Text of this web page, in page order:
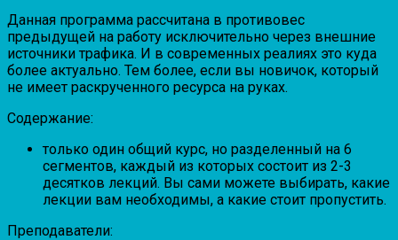
Данная программа рассчитана в противовес
предыдущей на работу исключительно через внешние
источники трафика. И в современных реалиях это куда
более актуально. Тем более, если вы новичок, который
не имеет раскрученного ресурса на руках.
Содержание:
только один общий курс, но разделенный на 6
сегментов, каждый из которых состоит из 2-3
десятков лекций. Вы сами можете выбирать, какие
лекции вам необходимы, а какие стоит пропустить.
Преподаватели: